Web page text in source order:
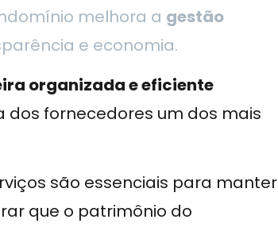
melhora a gestão
e economia.
organizada e eficiente
dos fornecedores um dos mais
são essenciais para manter
que o patrimônio do